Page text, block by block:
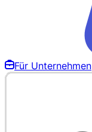
Für Unternehmen